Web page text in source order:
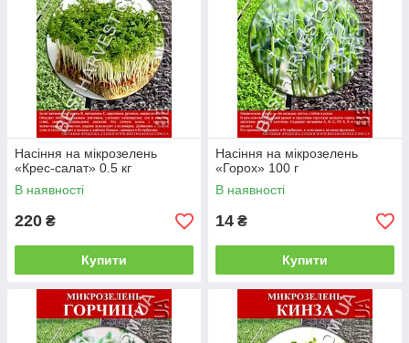
поживних елементів, особливо затребуваних в зимовий час
(коли найбільший дефіцит);
Використання мікрозелені покращує працездатність і
стійкість організму;
Покращує загальний обмін речовин в тілі людини.
Насіння на мікрозелень
«Крес-салат» 0.5 кг
В наявності
220 ₴
Купити
Насіння на мікрозелень
«Горох» 100 г
В наявності
14 ₴
Купити